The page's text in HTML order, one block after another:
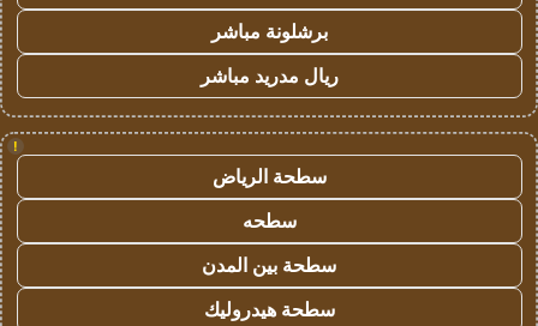
برشلونة مباشر
ريال مدريد مباشر
!
سطحة الرياض
سطحه
سطحة بين المدن
سطحة هيدروليك